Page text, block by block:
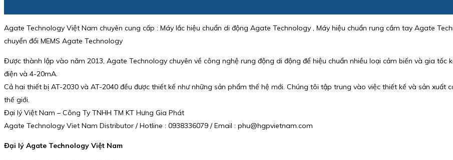
Agate Technology Việt Nam chuyên cung cấp : Máy lắc hiệu chuẩn di động Agate Technology , Máy hiệu chuẩn rung cầm tay Agate
chuyển đổi MEMS Agate Technology
Được thành lập vào năm 2013, Agate Technology chuyên về công nghệ rung động di động để hiệu chuẩn nhiều loại cảm biến và gia tốc
điện và 4-20mA.
Cả hai thiết bị AT-2030 và AT-2040 đều được thiết kế như những sản phẩm thế hệ mới. Chúng tôi tập trung vào việc thiết kế và sản
thế giới.
Đại lý Việt Nam – Công Ty TNHH TM KT Hưng Gia Phát
Agate Technology Viet Nam Distributor / Hotline : 0938336079 / Email : phu@hgpvietnam.com
Đại lý Agate Technology Việt Nam